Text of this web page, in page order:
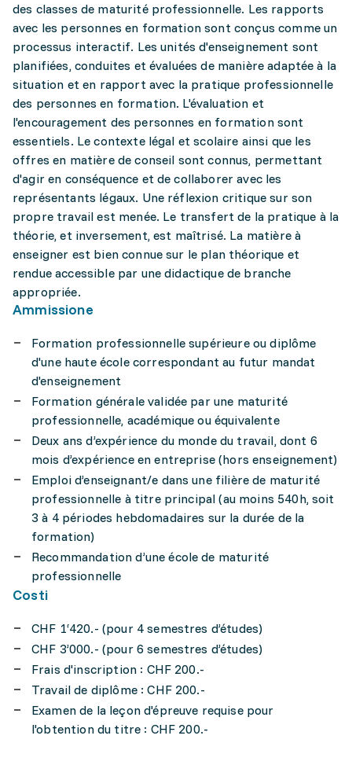
des classes de maturité professionnelle. Les rapports
avec les personnes en formation sont conçus comme un
processus interactif. Les unités d'enseignement sont
planifiées, conduites et évaluées de manière adaptée à la
situation et en rapport avec la pratique professionnelle
des personnes en formation. L'évaluation et
l'encouragement des personnes en formation sont
essentiels. Le contexte légal et scolaire ainsi que les
offres en matière de conseil sont connus, permettant
d'agir en conséquence et de collaborer avec les
représentants légaux. Une réflexion critique sur son
propre travail est menée. Le transfert de la pratique à la
théorie, et inversement, est maîtrisé. La matière à
enseigner est bien connue sur le plan théorique et
rendue accessible par une didactique de branche
appropriée.
Ammissione
Formation professionnelle supérieure ou diplôme
d'une haute école correspondant au futur mandat
d'enseignement
Formation générale validée par une maturité
professionnelle, académique ou équivalente
Deux ans d’expérience du monde du travail, dont 6
mois d’expérience en entreprise (hors enseignement)
Emploi d’enseignant/e dans une filière de maturité
professionnelle à titre principal (au moins 540h, soit
3 à 4 périodes hebdomadaires sur la durée de la
formation)
Recommandation d’une école de maturité
professionnelle
Costi
CHF 1‘420.- (pour 4 semestres d’études)
CHF 3’000.- (pour 6 semestres d’études)
Frais d'inscription : CHF 200.-
Travail de diplôme : CHF 200.-
Examen de la leçon d'épreuve requise pour
l'obtention du titre : CHF 200.-